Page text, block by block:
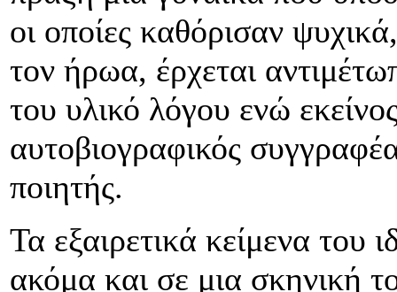
οι οποίες καθόρισαν
τον ήρωα, έρχεται
του υλικό λόγου ενώ
αυτοβιογραφικός
ποιητής.
Τα εξαιρετικά κείμενα του
ακόμα και σε μια σκηνική